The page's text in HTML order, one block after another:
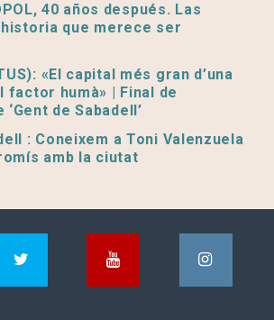
40 años después. Las
que merece ser
«El capital més gran d’una
factor humà» | Final de
de Sabadell’
: Coneixem a Toni Valenzuela
amb la ciutat